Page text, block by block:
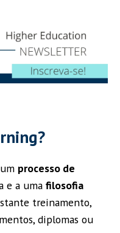
processo de
e a uma filosofia
treinamento,
diplomas ou